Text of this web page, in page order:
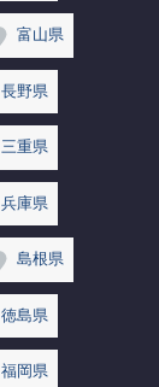
富山県
長野県
三重県
兵庫県
島根県
徳島県
福岡県